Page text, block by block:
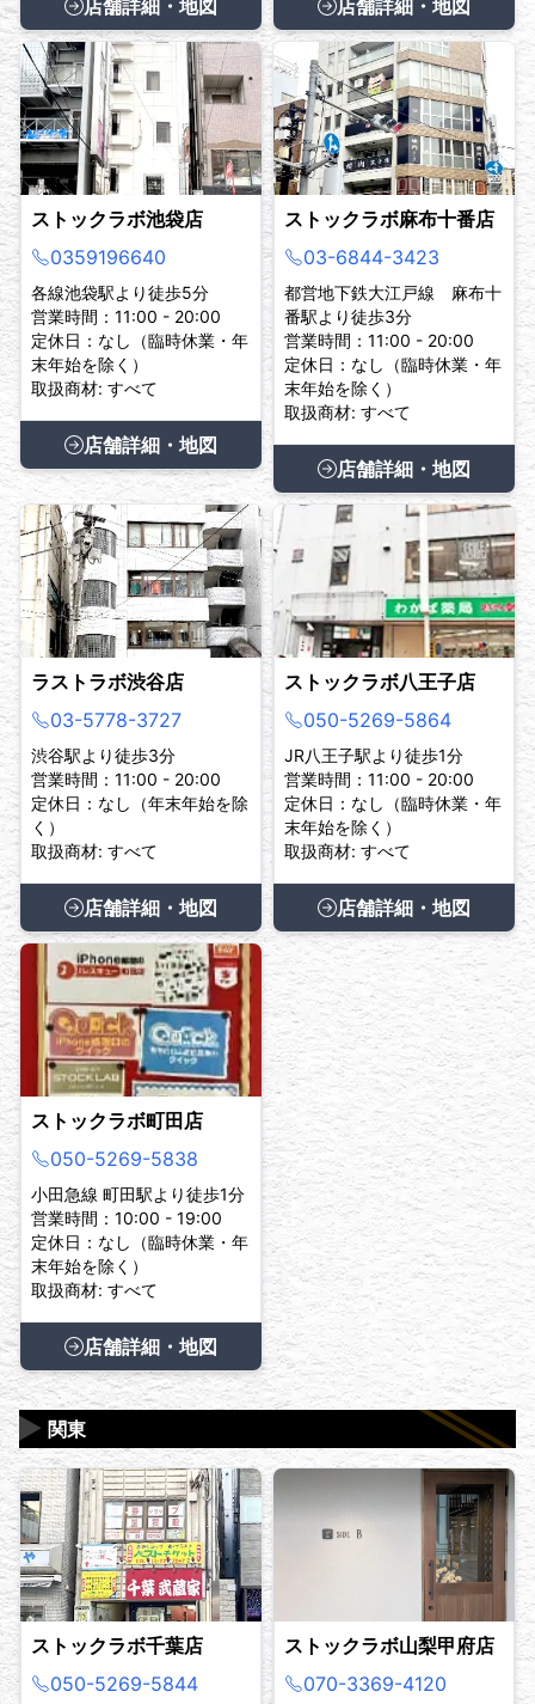
店舗詳細・地図 店舗詳細・地図
ストックラボ池袋店
0359196640
各線池袋駅より徒歩5分
営業時間：11:00 - 20:00
定休日：なし（臨時休業・年
末年始を除く）
取扱商材: すべて
店舗詳細・地図
ストックラボ麻布十番店
03-6844-3423
都営地下鉄大江戸線 麻布十
番駅より徒歩3分
営業時間：11:00 - 20:00
定休日：なし（臨時休業・年
末年始を除く）
取扱商材: すべて
店舗詳細・地図
ラストラボ渋谷店
03-5778-3727
渋谷駅より徒歩3分
営業時間：11:00 - 20:00
定休日：なし（年末年始を除
く）
取扱商材: すべて
店舗詳細・地図
ストックラボ八王子店
050-5269-5864
JR八王子駅より徒歩1分
営業時間：11:00 - 20:00
定休日：なし（臨時休業・年
末年始を除く）
取扱商材: すべて
店舗詳細・地図
ストックラボ町田店
050-5269-5838
小田急線 町田駅より徒歩1分
営業時間：10:00 - 19:00
定休日：なし（臨時休業・年
末年始を除く）
取扱商材: すべて
店舗詳細・地図
関東
▶
ストックラボ千葉店
050-5269-5844
ストックラボ山梨甲府店
070-3369-4120